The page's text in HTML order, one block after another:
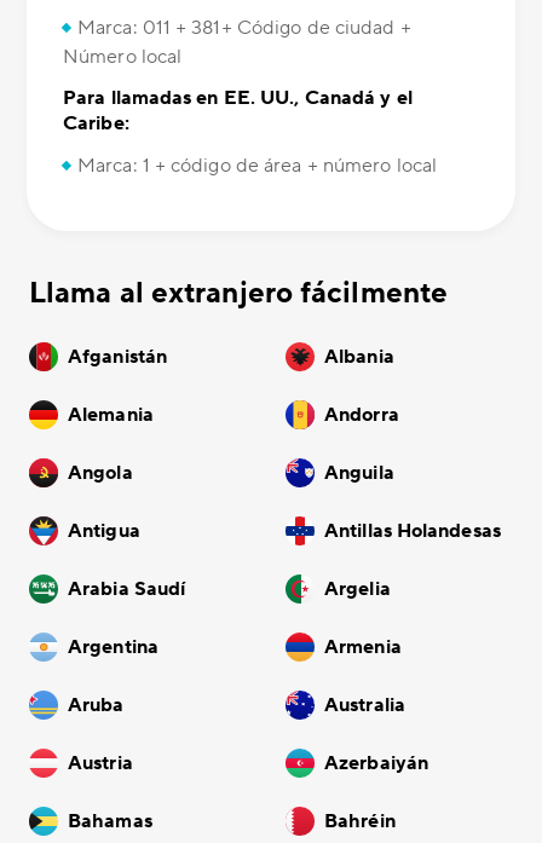
Marca: 011 + 381+ Código de ciudad +
Número local
Para llamadas en EE. UU., Canadá y el
Caribe:
Marca: 1 + código de área + número local
Llama al extranjero fácilmente
Afganistán Albania
Alemania Andorra
Angola Anguila
Antigua Antillas Holandesas
Arabia Saudí Argelia
Argentina Armenia
Aruba Australia
Austria Azerbaiyán
Bahamas Bahréin